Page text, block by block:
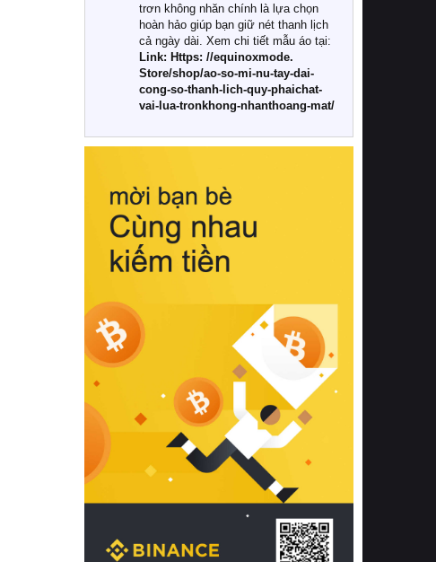
Khác với các dòng sản phẩm thông
thường, những bộ chăn ga gối đệm
cao cấp trải qua quy trình sản xuất
nghiêm ngặt từ khâu chọn lọc nguyên
liệu tự nhiên đến công nghệ dệt
nhuộm hiện đại không chứa hóa chất
này, bạn sẽ cảm nhận rõ rệt sự khác
hồi chuẩn xác của phần đệm nâng đỡ
cột sống.
Bên cạnh đó, việc lựa chọn các dòng
sản phẩm đạt chuẩn chất lượng quốc
tế còn giúp ngăn ngừa tình trạng kích
khuẩn và nấm mốc trong điều kiện
thời tiết nóng ẩm. Bạn có thể tìm hiểu
thêm các nghiên cứu khoa học về tác
động của giấc ngủ và môi trường
phòng ngủ đối với sức khỏe con
người tại Sleep Foundation (External
Link) để có cái nhìn toàn diện hơn.
2. Các tiêu chí vàng khi lựa chọn
chăn ga gối đệm cao cấp cho phòng
ngủ
Để sở hữu một bộ chăn ga gối đệm
cao cấp hoàn hảo cả về thẩm mỹ lẫn
công năng, người tiêu dùng cần cân
nhắc kỹ lưỡng các tiêu chí quan trọng
trơn không nhăn chính là lựa chọn
hoàn hảo giúp bạn giữ nét thanh lịch
cả ngày dài. Xem chi tiết mẫu áo tại:
Link: Https: //equinoxmode.
Store/shop/ao-so-mi-nu-tay-dai-
cong-so-thanh-lich-quy-phaichat-
vai-lua-tronkhong-nhanthoang-mat/